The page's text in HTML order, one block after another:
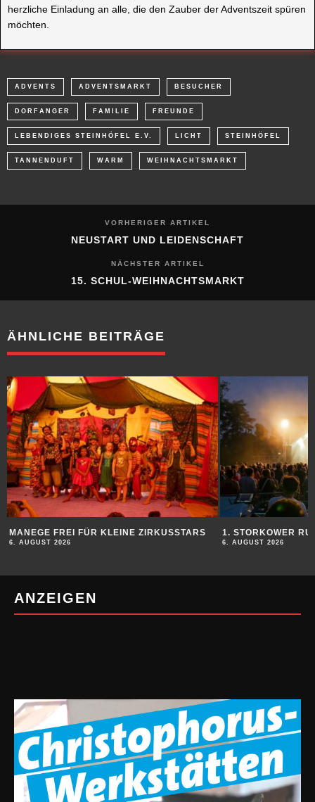
herzliche Einladung an alle, die den Zauber der Adventszeit spüren
möchten.
ADVENTS ADVENTSMARKT BESUCHER
DORFANGER FAMILIE FREUNDE
LEBENDIGES STEINHÖFEL E.V. LICHT STEINHÖFEL
TANNENDUFT WARM WEIHNACHTSMARKT
VORHERIGER ARTIKEL
NEUSTART UND LEIDENSCHAFT
NÄCHSTER ARTIKEL
15. SCHUL-WEIHNACHTSMARKT
ÄHNLICHE BEITRÄGE
MANEGE FREI FÜR KLEINE ZIRKUSSTARS
6. AUGUST 2026
1. STORKOWER
6. AUGUST 2026
ANZEIGEN